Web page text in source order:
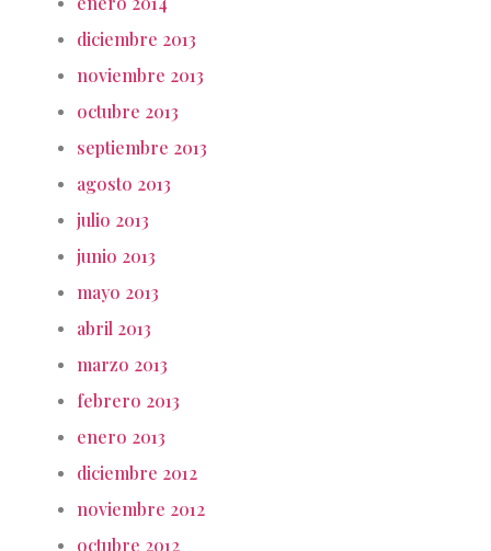
diciembre 2013
noviembre 2013
octubre 2013
septiembre 2013
agosto 2013
julio 2013
junio 2013
mayo 2013
abril 2013
marzo 2013
febrero 2013
enero 2013
diciembre 2012
noviembre 2012
octubre 2012